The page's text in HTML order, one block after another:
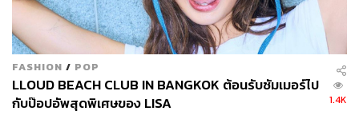
FASHION / POP
LLOUD BEACH CLUB IN BANGKOK ต้อนรับซัมเมอร์ไป
กับป๊อปอัพสุดพิเศษของ LISA
1.4K